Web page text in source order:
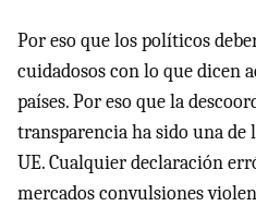
Por eso que los políticos
cuidadosos con lo que dicen
países. Por eso que la
transparencia ha sido una de
UE. Cualquier declaración
mercados convulsiones